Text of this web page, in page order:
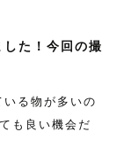
た！今回の撮
る物が多いの
も良い機会だ